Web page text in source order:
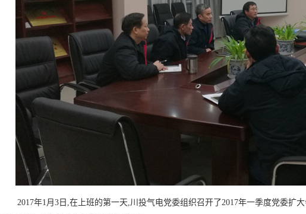
2017年1月3日,在上班的第一天,川投气电党委组织召开了2017年一季度党委扩